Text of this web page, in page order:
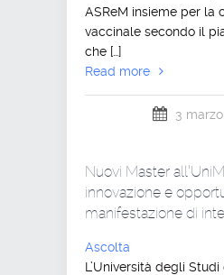
ASReM insieme per la
vaccinale secondo il
che […]
Read more
3 marzo
Nuovi Master
innovazione e
manifestazione di
Ascolta
L’Università degli